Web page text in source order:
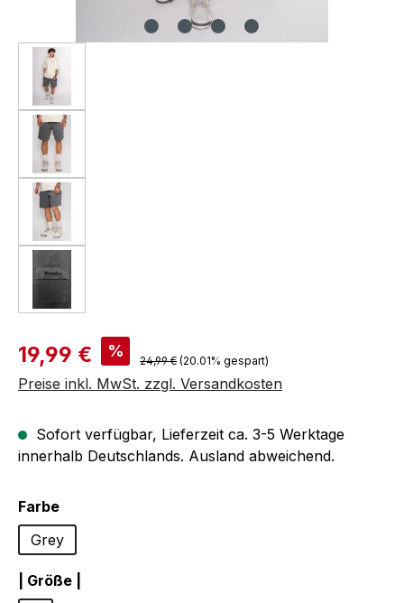
Verkaufspreis:
19,99 € % Regulärer Preis:
24,99 € (20.01% gespart)
Preise inkl. MwSt. zzgl. Versandkosten
Sofort verfügbar, Lieferzeit ca. 3-5 Werktage
innerhalb Deutschlands. Ausland abweichend.
Farbeauswählen
Grey
| Größe |